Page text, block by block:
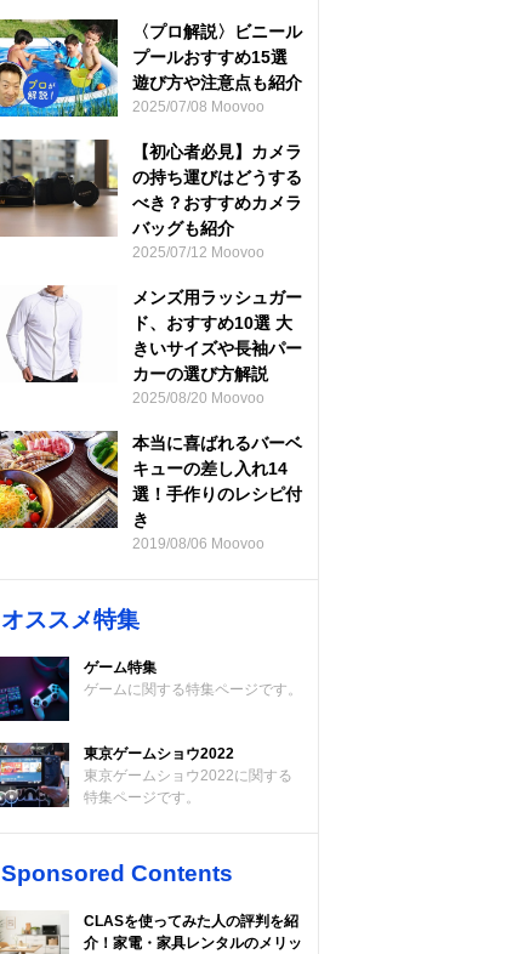
〈プロ解説〉ビニール
プールおすすめ15選
遊び方や注意点も紹介
2025/07/08 Moovoo
【初心者必見】カメラ
の持ち運びはどうする
べき？おすすめカメラ
バッグも紹介
2025/07/12 Moovoo
メンズ用ラッシュガー
ド、おすすめ10選 大
きいサイズや長袖パー
カーの選び方解説
2025/08/20 Moovoo
本当に喜ばれるバーベ
キューの差し入れ14
選！手作りのレシピ付
き
2019/08/06 Moovoo
オススメ特集
ゲーム特集
ゲームに関する特集ページです。
東京ゲームショウ2022
東京ゲームショウ2022に関する
特集ページです。
Sponsored Contents
CLASを使ってみた人の評判を紹
介！家電・家具レンタルのメリッ